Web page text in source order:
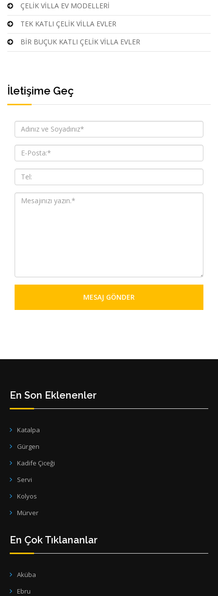
ÇELİK VİLLA EV MODELLERİ
TEK KATLI ÇELİK VİLLA EVLER
BİR BUÇUK KATLI ÇELİK VİLLA EVLER
İletişime Geç
MESAJ GÖNDER
En Son Eklenenler
Katalpa
Gürgen
Kadife Çiceği
Servi
Kolyos
Mürver
En Çok Tıklananlar
Aküba
Ebru